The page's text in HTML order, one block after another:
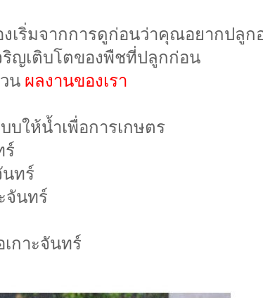
เริ่มจากการดูก่อนว่าคุณอยากปลูก
ริญเติบโตของพืชที่ปลูกก่อน
น ผลงานของเรา
บให้น้ำเพื่อการเกษตร
ร์
นทร์
จันทร์
กาะจันทร์